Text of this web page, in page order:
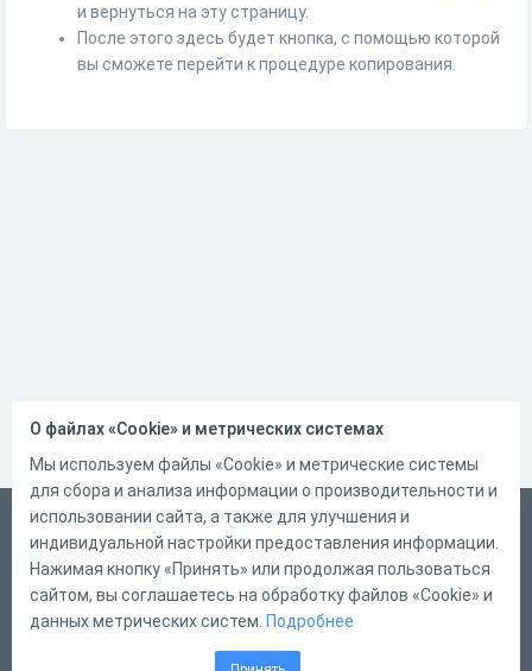
и вернуться на эту страницу.
После этого здесь будет кнопка, с помощью которой
вы сможете перейти к процедуре копирования.
Русский
Справка
Форма обратной связи
О файлах «Cookie» и метрических системах
Мы используем файлы «Cookie» и метрические системы
для сбора и анализа информации о производительности и
использовании сайта, а также для улучшения и
индивидуальной настройки предоставления информации.
Нажимая кнопку «Принять» или продолжая пользоваться
сайтом, вы соглашаетесь на обработку файлов «Cookie» и
данных метрических систем. Подробнее